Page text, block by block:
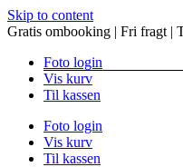
Skip to content
Gratis ombooking | Fri fragt |
Foto login
Vis kurv
Til kassen
Foto login
Vis kurv
Til kassen